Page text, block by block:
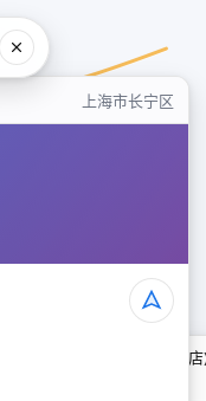
上海市长宁区
布丁严选酒店(上海中山公园